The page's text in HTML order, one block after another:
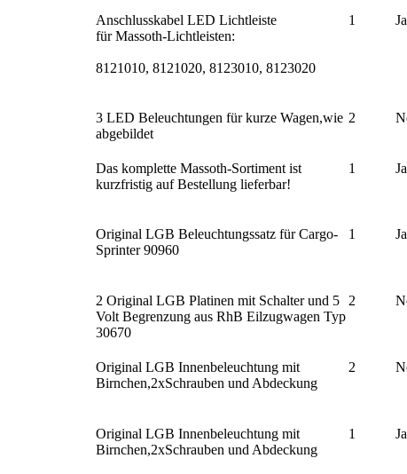
Anschlusskabel LED Lichtleiste
für Massoth-Lichtleisten:
8121010, 8121020, 8123010, 8123020
1 Ja
3 LED Beleuchtungen für kurze Wagen,wie
abgebildet
2
Das komplette Massoth-Sortiment ist
kurzfristig auf Bestellung lieferbar!
1 Ja
Original LGB Beleuchtungssatz für Cargo-
Sprinter 90960
1 Ja
2 Original LGB Platinen mit Schalter und 5
Volt Begrenzung aus RhB Eilzugwagen Typ
30670
2
Original LGB Innenbeleuchtung mit
Birnchen,2xSchrauben und Abdeckung
2
Original LGB Innenbeleuchtung mit
Birnchen,2xSchrauben und Abdeckung
1 Ja